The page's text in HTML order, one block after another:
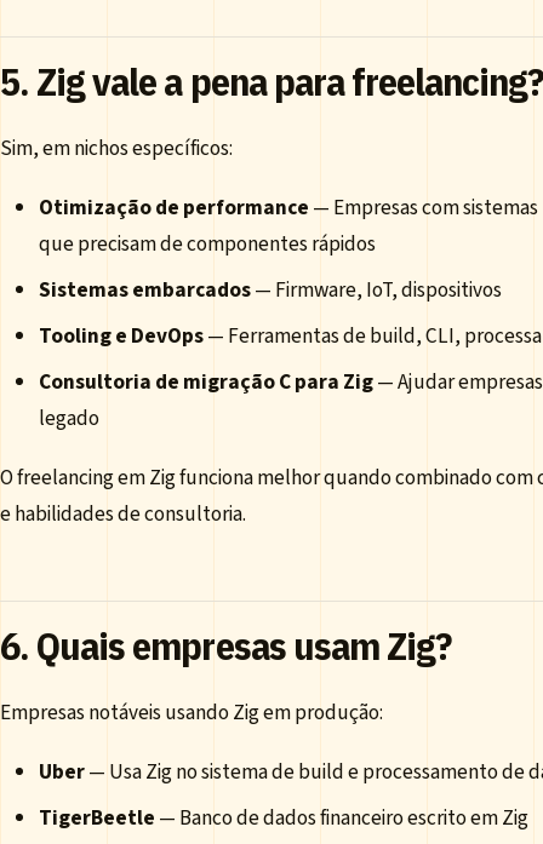
5. Zig vale a pena para freelancing?
Sim, em nichos específicos:
Otimização de performance — Empresas com
que precisam de componentes rápidos
Sistemas embarcados— Firmware, IoT, dispositivos
Tooling e DevOps— Ferramentas de build, CLI,
Consultoria de migração C para Zig— Ajudar
legado
O freelancing em Zig funciona melhor quando combinado com
e habilidades de consultoria.
6. Quais empresas usam Zig?
Empresas notáveis usando Zig em produção:
Uber— Usa Zig no sistema de build e processamento de
TigerBeetle — Banco de dados financeiro escrito em Zig